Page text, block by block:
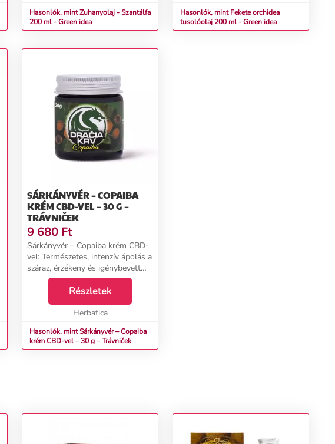
Hasonlók, mint Zuhanyolaj - Szantálfa
200 ml - Green idea
Hasonlók, mint Fekete orchidea
tusolóolaj 200 ml - Green idea
SÁRKÁNYVÉR – COPAIBA
KRÉM CBD-VEL – 30 G –
TRÁVNIČEK
9 680 Ft
Sárkányvér – Copaiba krém CBD-
vel: Természetes, intenzív ápolás a
száraz, érzékeny és igénybevett
bőr számára Száraz, irritált vagy
túlterhelt bőr gyakran többet
igényel, mint egy hagyományos
Részletek
Herbatica
Hasonlók, mint Sárkányvér – Copaiba
krém CBD-vel – 30 g – Trávniček